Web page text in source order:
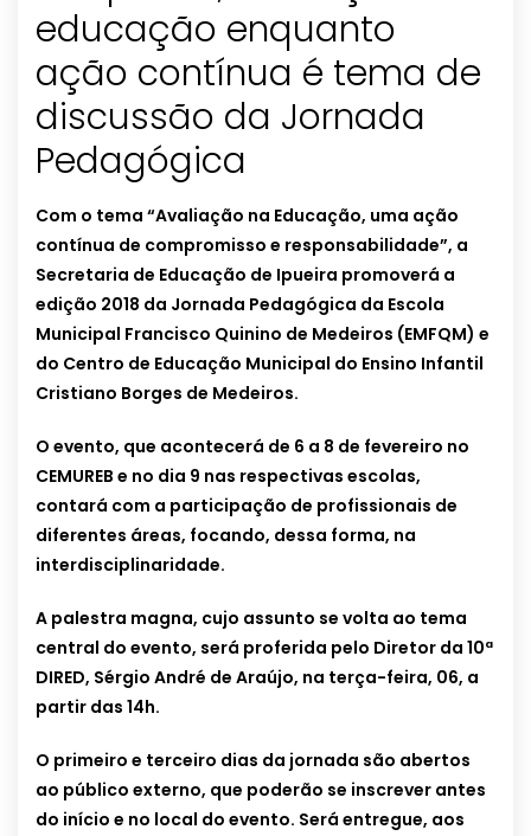
educação enquanto
ação contínua é tema de
discussão da Jornada
Pedagógica
Com o tema “Avaliação na Educação, uma ação
contínua de compromisso e responsabilidade”, a
Secretaria de Educação de Ipueira promoverá a
edição 2018 da Jornada Pedagógica da Escola
Municipal Francisco Quinino de Medeiros (EMFQM) e
do Centro de Educação Municipal do Ensino Infantil
Cristiano Borges de Medeiros.
O evento, que acontecerá de 6 a 8 de fevereiro no
CEMUREB e no dia 9 nas respectivas escolas,
contará com a participação de profissionais de
diferentes áreas, focando, dessa forma, na
interdisciplinaridade.
A palestra magna, cujo assunto se volta ao tema
central do evento, será proferida pelo Diretor da 10ª
DIRED, Sérgio André de Araújo, na terça-feira, 06, a
partir das 14h.
O primeiro e terceiro dias da jornada são abertos
ao público externo, que poderão se inscrever antes
do início e no local do evento. Será entregue, aos